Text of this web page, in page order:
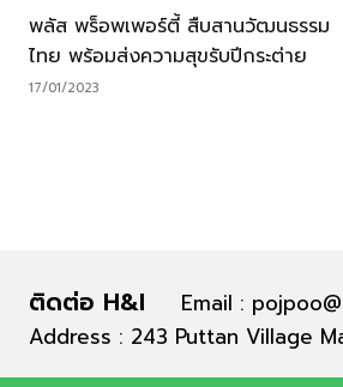
พลัส พร็อพเพอร์ตี้ สืบสานวัฒนธรรม
ไทย พร้อมส่งความสุขรับปีกระต่าย
17/01/2023
ติดต่อ H&I Email :
Address : 243 Puttan Village